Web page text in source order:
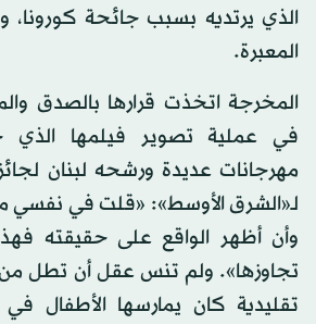
الذي يرتديه بسبب جائحة كورونا،
المعبرة.
المخرجة اتخذت قرارها بالصدق
في عملية تصوير فيلمها الذي
مهرجانات عديدة ورشحه لبنان
لـ«الشرق الأوسط»: «قلت في نفسي
وأن أظهر الواقع على حقيقته
تجاوزها». ولم تنس عقل أن تطل من
تقليدية كان يمارسها الأطفال